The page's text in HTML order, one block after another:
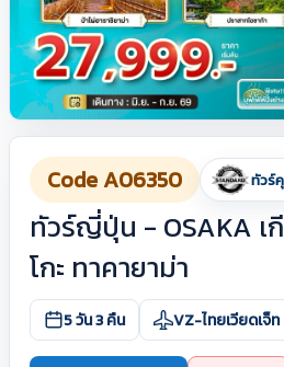
Code A06350 ทัวร์
ทัวร์ญี่ปุ่น - OSAKA เ
โกะ ทาคายาม่า
5 วัน 3 คืน VZ-ไทยเวียดเจ็